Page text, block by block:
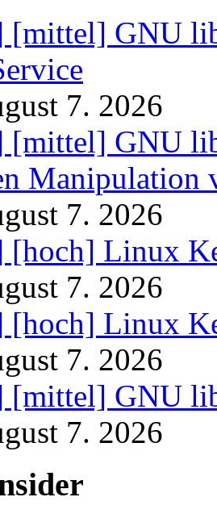
[mittel] GNU
7. 2026
GNU
Manipulation
7. 2026
Linux
7. 2026
Linux
7. 2026
GNU
7. 2026